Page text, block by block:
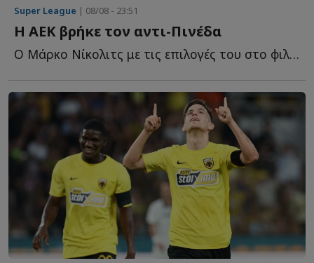
Super League | 08/08 - 23:51
Η ΑΕΚ βρήκε τον αντι-Πινέδα
Ο Μάρκο Νίκολιτς με τις επιλογές του στο φιλικό της Α...